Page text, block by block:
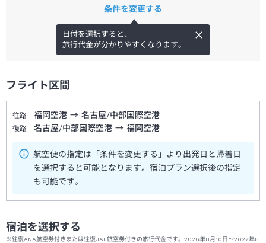
条件を変更する
日付を選択すると、
旅行代金が分かりやすくなります。
フライト区間
往路 福岡空港 → 名古屋/中部国際空港
復路 名古屋/中部国際空港 → 福岡空港
航空便の指定は「条件を変更する」より出発日と帰着日
を選択すると可能となります。宿泊プラン選択後の指定
も可能です。
宿泊を選択する
※往復ANA航空券付きまたは往復JAL航空券付きの旅行代金です。2026年8月10日～2027年8